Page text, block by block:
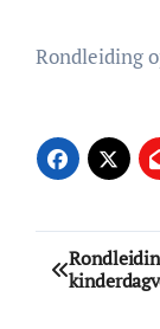
Rondleiding